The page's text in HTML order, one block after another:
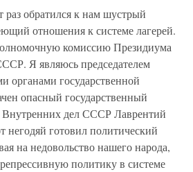
обратился к нам шустрый
отношения к системе лагерей.
комиссию Президиума
Я являюсь председателем
органами государственной
опасный государственный
дел СССР Лаврентий
негодяй готовил политический
на недовольство нашего народа,
политику в системе